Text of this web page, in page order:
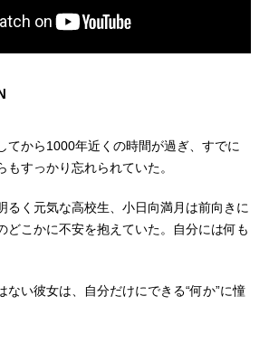
てから1000年近くの時間が過ぎ、すでに
もすっかり忘れられていた。
るく元気な高校生、小日向満月は前向きに
どこかに不安を抱えていた。自分には何も
ない彼女は、自分だけにできる“何か”に憧